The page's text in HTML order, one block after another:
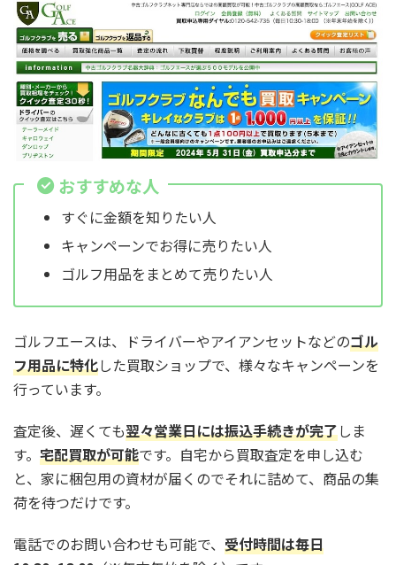
おすすめな人
すぐに金額を知りたい人
キャンペーンでお得に売りたい人
ゴルフ用品をまとめて売りたい人
ゴルフエースは、ドライバーやアイアンセットなどのゴル
フ用品に特化した買取ショップで、様々なキャンペーンを
行っています。
査定後、遅くても翌々営業日には振込手続きが完了しま
す。 宅配買取が可能です。自宅から買取査定を申し込む
と、家に梱包用の資材が届くのでそれに詰めて、商品の集
荷を待つだけです。
電話でのお問い合わせも可能で、 受付時間は毎日